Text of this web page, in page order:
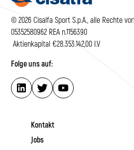
© 2026 Cisalfa Sport S.p.A., alle Rechte
05352580962 REA n.1156390
Aktienkapital €28.353.142,00 I.V
Folge uns auf:
Kontakt
Jobs